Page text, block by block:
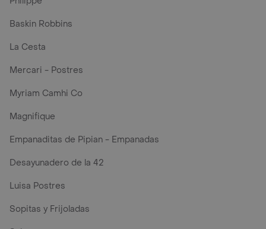
Baskin Robbins
La Cesta
Mercari - Postres
Myriam Camhi Co
Magnifique
Empanaditas de Pipian - Empanadas
Desayunadero de la 42
Luisa Postres
Sopitas y Frijoladas